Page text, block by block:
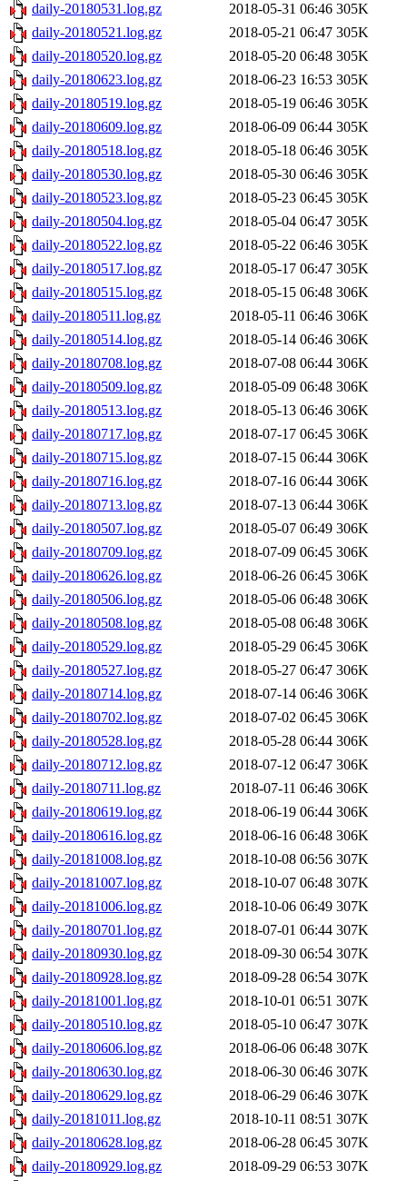
daily-20180531.log.gz
2018-05-31 06:46 305K
daily-20180521.log.gz
2018-05-21 06:47 305K
daily-20180520.log.gz
2018-05-20 06:48 305K
daily-20180623.log.gz
2018-06-23 16:53 305K
daily-20180519.log.gz
2018-05-19 06:46 305K
daily-20180609.log.gz
2018-06-09 06:44 305K
daily-20180518.log.gz
2018-05-18 06:46 305K
daily-20180530.log.gz
2018-05-30 06:46 305K
daily-20180523.log.gz
2018-05-23 06:45 305K
daily-20180504.log.gz
2018-05-04 06:47 305K
daily-20180522.log.gz
2018-05-22 06:46 305K
daily-20180517.log.gz
2018-05-17 06:47 305K
daily-20180515.log.gz
2018-05-15 06:48 306K
daily-20180511.log.gz
2018-05-11 06:46 306K
daily-20180514.log.gz
2018-05-14 06:46 306K
daily-20180708.log.gz
2018-07-08 06:44 306K
daily-20180509.log.gz
2018-05-09 06:48 306K
daily-20180513.log.gz
2018-05-13 06:46 306K
daily-20180717.log.gz
2018-07-17 06:45 306K
daily-20180715.log.gz
2018-07-15 06:44 306K
daily-20180716.log.gz
2018-07-16 06:44 306K
daily-20180713.log.gz
2018-07-13 06:44 306K
daily-20180507.log.gz
2018-05-07 06:49 306K
daily-20180709.log.gz
2018-07-09 06:45 306K
daily-20180626.log.gz
2018-06-26 06:45 306K
daily-20180506.log.gz
2018-05-06 06:48 306K
daily-20180508.log.gz
2018-05-08 06:48 306K
daily-20180529.log.gz
2018-05-29 06:45 306K
daily-20180527.log.gz
2018-05-27 06:47 306K
daily-20180714.log.gz
2018-07-14 06:46 306K
daily-20180702.log.gz
2018-07-02 06:45 306K
daily-20180528.log.gz
2018-05-28 06:44 306K
daily-20180712.log.gz
2018-07-12 06:47 306K
daily-20180711.log.gz
2018-07-11 06:46 306K
daily-20180619.log.gz
2018-06-19 06:44 306K
daily-20180616.log.gz
2018-06-16 06:48 306K
daily-20181008.log.gz
2018-10-08 06:56 307K
daily-20181007.log.gz
2018-10-07 06:48 307K
daily-20181006.log.gz
2018-10-06 06:49 307K
daily-20180701.log.gz
2018-07-01 06:44 307K
daily-20180930.log.gz
2018-09-30 06:54 307K
daily-20180928.log.gz
2018-09-28 06:54 307K
daily-20181001.log.gz
2018-10-01 06:51 307K
daily-20180510.log.gz
2018-05-10 06:47 307K
daily-20180606.log.gz
2018-06-06 06:48 307K
daily-20180630.log.gz
2018-06-30 06:46 307K
daily-20180629.log.gz
2018-06-29 06:46 307K
daily-20181011.log.gz
2018-10-11 08:51 307K
daily-20180628.log.gz
2018-06-28 06:45 307K
daily-20180929.log.gz
2018-09-29 06:53 307K